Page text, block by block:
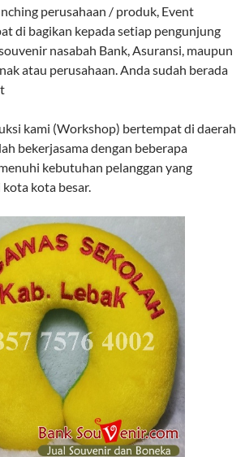
perusahaan / produk, Event
di bagikan kepada setiap pengunjung
nasabah Bank, Asuransi, maupun
atau perusahaan. Anda sudah berada
kami (Workshop) bertempat di daerah
bekerjasama dengan beberapa
kebutuhan pelanggan yang
kota besar.